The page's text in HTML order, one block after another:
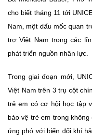
(Ghi rõ nguồn "https://
website này)
cho biết tháng 11 tới
Nam, một dấu mốc quan
trợ Việt Nam trong các
phát triển nguồn nhân lực.
Trong giai đoạn mới,
Việt Nam trên 3 trụ cột
trẻ em có cơ hội học tập
bảo vệ trẻ em trong
ứng phó với biến đổi khí